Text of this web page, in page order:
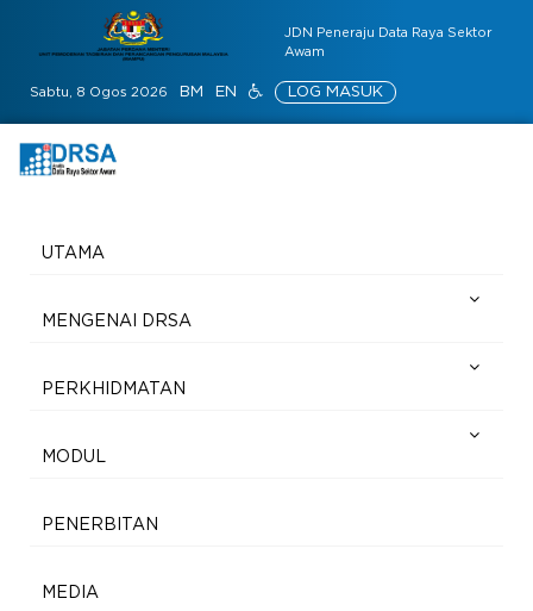
JDN Peneraju Data Raya Sektor
Awam
Sabtu, 8 Ogos 2026 BM EN LOG MASUK
UTAMA
MENGENAI DRSA
PERKHIDMATAN
MODUL
PENERBITAN
MEDIA